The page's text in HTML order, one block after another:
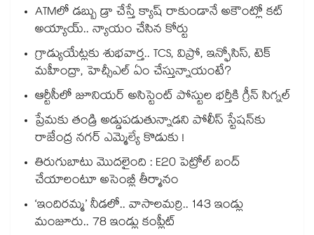
ATMలో డబ్బు డ్రా చేస్తే క్యాష్ రాకుండానే అకౌంట్లో కట్
అయ్యాయ్.. న్యాయం చేసిన కోర్టు
గ్రాడ్యుయేట్లకు శుభవార్త.. TCS, విప్రో, ఇన్ఫోసిస్, టెక్
మహీంద్రా, హెచ్సీఎల్ ఏం చేస్తున్నాయంటే?
ఆర్టీసీలో జూనియర్ అసిస్టెంట్‌‌ పోస్టుల భర్తీకి గ్రీన్‌‌ సిగ్నల్
ప్రేమకు తండ్రి అడ్డుపడుతున్నాడని పోలీస్ స్టేషన్⁪కు
రాజేంద్ర నగర్ ఎమ్మెల్యే కొడుకు !
తిరుగుబాటు మొదలైంది : E20 పెట్రోల్ బంద్
చేయాలంటూ అసెంబ్లీ తీర్మానం
‘ఇందిరమ్మ’ నీడలో.. వాసాలమర్రి.. 143 ఇండ్లు
మంజూరు.. 78 ఇండ్లు కంప్లీట్